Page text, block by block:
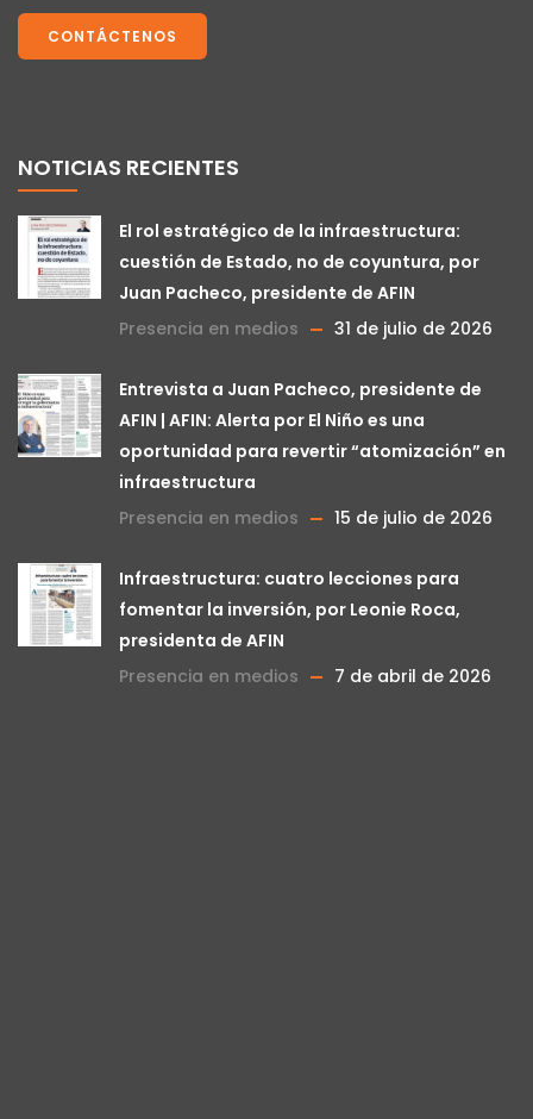
CONTÁCTENOS
NOTICIAS RECIENTES
El rol estratégico de la infraestructura:
cuestión de Estado, no de coyuntura, por
Juan Pacheco, presidente de AFIN
Presencia en medios
31 de julio de 2026
Entrevista a Juan Pacheco, presidente de
AFIN | AFIN: Alerta por El Niño es una
oportunidad para revertir “atomización” en
infraestructura
Presencia en medios
15 de julio de 2026
Infraestructura: cuatro lecciones para
fomentar la inversión, por Leonie Roca,
presidenta de AFIN
Presencia en medios
7 de abril de 2026